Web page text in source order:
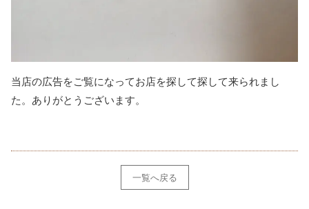
当店の広告をご覧になってお店を探して探して来られまし
た。ありがとうございます。
一覧へ戻る